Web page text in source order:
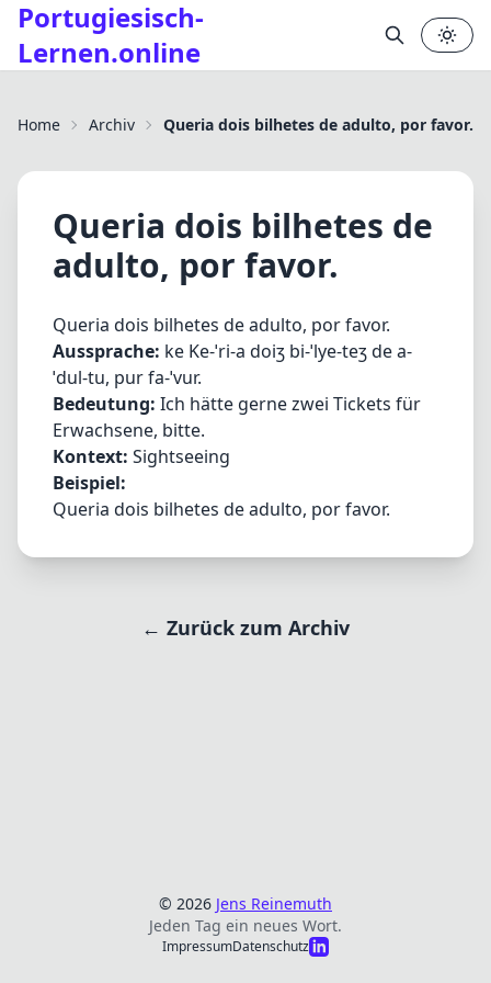
Portugiesisch-
Lernen.online
Home Archiv Queria dois bilhetes de adulto, por favor.
Queria dois bilhetes de
adulto, por favor.
Queria dois bilhetes de adulto, por favor.
Aussprache: ke Ke-ˈri-a doiʒ bi-ˈlye-teʒ de a-
ˈdul-tu, pur fa-ˈvur.
Bedeutung: Ich hätte gerne zwei Tickets für
Erwachsene, bitte.
Kontext: Sightseeing
Beispiel:
Queria dois bilhetes de adulto, por favor.
← Zurück zum Archiv
✕
© 2026 Jens Reinemuth
Jeden Tag ein neues Wort.
ImpressumDatenschutz